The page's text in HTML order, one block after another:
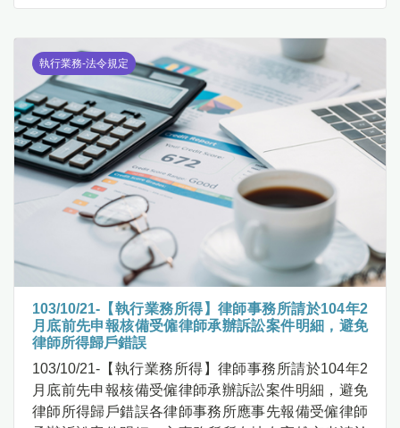
執行業務-法令規定
103/10/21-【執行業務所得】律師事務所請於104年2
月底前先申報核備受僱律師承辦訴訟案件明細，避免
律師所得歸戶錯誤
103/10/21-【執行業務所得】律師事務所請於104年2
月底前先申報核備受僱律師承辦訴訟案件明細，避免
律師所得歸戶錯誤各律師事務所應事先報備受僱律師